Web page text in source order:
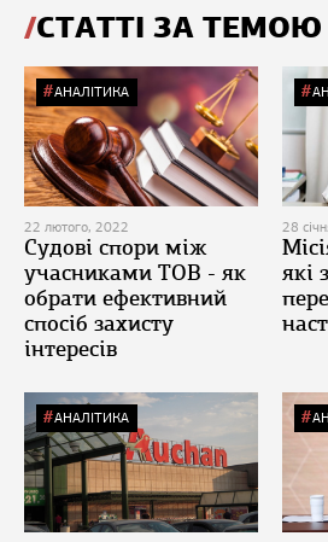
СТАТТІ ЗА ТЕМОЮ
АНАЛІТИКА
22 лютого, 2022
Судові спори між
учасниками ТОВ - як
обрати ефективний
спосіб захисту
інтересів
28
які
АНАЛІТИКА